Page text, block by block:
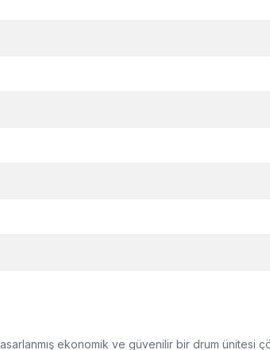
ekonomik ve güvenilir bir drum ünitesi